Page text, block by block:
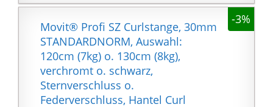
Training.
✅ 𝐆𝐄𝐍𝐈𝐀𝐋𝐄
𝐀𝐍𝐓𝐈𝐑𝐔𝐓𝐒𝐂𝐇𝐅𝐋𝐀̈𝐂𝐇𝐄:
Wir fertigen die Hantel
verstellbar mit speziell
gerändelter Grifffläche
und sorgen damit für
-3%
Movit® Profi SZ Curlstange, 30mm
STANDARDNORM, Auswahl:
120cm (7kg) o. 130cm (8kg),
verchromt o. schwarz,
Sternverschluss o.
Federverschluss, Hantel Curl